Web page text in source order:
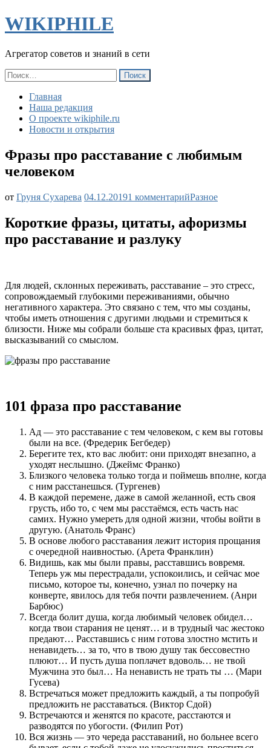
WIKIPHILE
Агрегатор советов и знаний в сети
Найти:
Главная
Наша редакция
О проекте wikiphile.ru
Новости и открытия
Фразы про расставание с любимым
человеком
от Груня Сухарева 04.12.20191 комментарийк
Фразы
про
Разное
Короткие фразы, цитаты, афоризмы
про расставание и разлуку
Для людей, склонных переживать, расставание – это стресс,
сопровождаемый глубокими переживаниями, обычно
негативного характера. Это связано с тем, что мы созданы,
чтобы иметь отношения с другими людьми и стремиться к
близости. Ниже мы собрали больше ста красивых фраз, цитат,
высказываний со смыслом.
101 фраза про расставание
Ад — это расставание с тем человеком, с кем вы готовы
были на все. (Фредерик Бегбедер)
Берегите тех, кто вас любит: они приходят внезапно, а
уходят неслышно. (Джеймс Франко)
Близкого человека только тогда и поймешь вполне, когда
с ним расстанешься. (Тургенев)
В каждой перемене, даже в самой желанной, есть своя
грусть, ибо то, с чем мы расстаёмся, есть часть нас
самих. Нужно умереть для одной жизни, чтобы войти в
другую. (Анатоль Франс)
В основе любого расставания лежит история прощания
с очередной наивностью. (Арета Франклин)
Видишь, как мы были правы, расставшись вовремя.
Теперь уж мы перестрадали, успокоились, и сейчас мое
письмо, которое ты, конечно, узнал по почерку на
конверте, явилось для тебя почти развлечением. (Анри
Барбюс)
Всегда болит душа, когда любимый человек обидел…
когда твои старания не ценят… и в трудный час жестоко
предают… Расставшись с ним готова злостно мстить и
ненавидеть… за то, что в твою душу так бессовестно
плюют… И пусть душа поплачет вдоволь… не твой
Мужчина это был… На ненависть не трать ты … (Мари
Гусева)
Встречаться может предложить каждый, а ты попробуй
предложить не расставаться. (Виктор Сдой)
Встречаются и женятся по красоте, расстаются и
разводятся по убогости. (Филип Рот)
Вся жизнь — это череда расставаний, но больнее всего